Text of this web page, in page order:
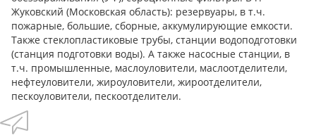
Жуковский (Московская область): резервуары, в т.ч.
пожарные, большие, сборные, аккумулирующие емкости.
Также стеклопластиковые трубы, станции водоподготовки
(станция подготовки воды). А также насосные станции, в
т.ч. промышленные, маслоуловители, маслоотделители,
нефтеуловители, жироуловители, жироотделители,
пескоуловители, пескоотделители.